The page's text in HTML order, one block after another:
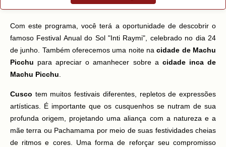
Com este programa, você terá a oportunidade de descobrir o
famoso Festival Anual do Sol "Inti Raymi", celebrado no dia 24
de junho. Também oferecemos uma noite nacidade de Machu
Picchu para apreciar o amanhecer sobre a cidade inca de
Machu Picchu
Cusco tem muitos festivais diferentes, repletos de expressões
artísticas. É importante que os cusquenhos se nutram de sua
profunda origem, projetando uma aliança com a natureza e a
mãe terra ou Pachamama por meio de suas festividades cheias
de ritmos e cores. Uma forma de reforçar seu compromisso